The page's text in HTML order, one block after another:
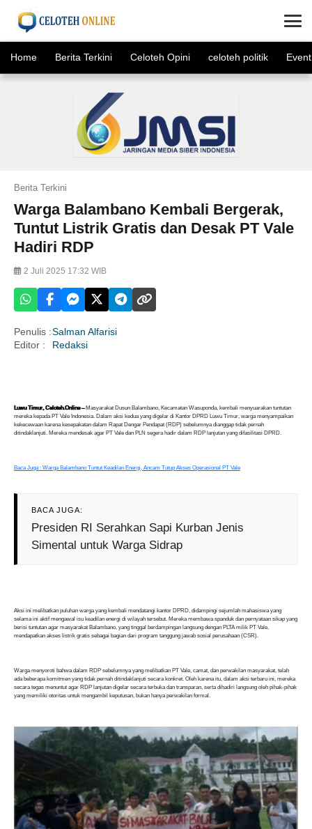
Home Berita Terkini Celoteh Opini celoteh politik Event
Berita Terkini
Warga Balambano Kembali Bergerak,
Tuntut Listrik Gratis dan Desak PT Vale
Hadiri RDP
2 Juli 2025 17:32 WIB
Penulis :Salman Alfarisi
Editor :
Redaksi
Luwu Timur, Celoteh.Online –Masyarakat Dusun Balambano, Kecamatan Wasuponda, kembali menyuarakan tuntutan
mereka kepada PT Vale Indonesia. Dalam aksi kedua yang digelar di Kantor DPRD Luwu Timur, warga menyampaikan
kekecewaan karena kesepakatan dalam Rapat Dengar Pendapat (RDP) sebelumnya dianggap tidak pernah
ditindaklanjuti. Mereka mendesak agar PT Vale dan PLN segera hadir dalam RDP lanjutan yang difasilitasi DPRD.
Baca Juga : Warga Balambano Tuntut Keadilan Energi, Ancam Tutup Akses Operasional PT Vale
BACA JUGA:
Presiden RI Serahkan Sapi Kurban Jenis
Simental untuk Warga Sidrap
Aksi ini melibatkan puluhan warga yang kembali mendatangi kantor DPRD, didampingi sejumlah mahasiswa yang
selama ini aktif mengawal isu keadilan energi di wilayah tersebut. Mereka membawa spanduk dan pernyataan sikap yang
berisi tuntutan agar masyarakat Balambano, yang tinggal berdampingan langsung dengan PLTA milik PT Vale,
mendapatkan akses listrik gratis sebagai bagian dari program tanggung jawab sosial perusahaan (CSR).
Warga menyoroti bahwa dalam RDP sebelumnya yang melibatkan PT Vale, camat, dan perwakilan masyarakat, telah
ada beberapa komitmen yang tidak pernah ditindaklanjuti secara konkret. Oleh karena itu, dalam aksi terbaru ini, mereka
secara tegas menuntut agar RDP lanjutan digelar secara terbuka dan transparan, serta dihadiri langsung oleh pihak-pihak
yang memiliki otoritas untuk mengambil keputusan, bukan hanya perwakilan formal.